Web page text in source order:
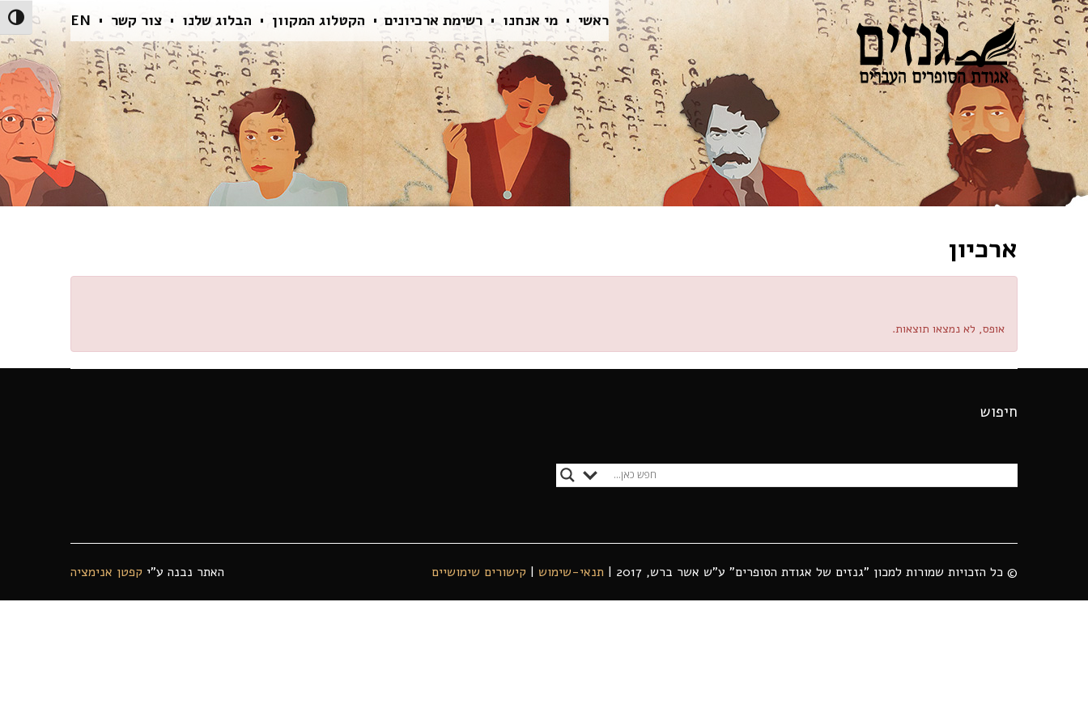
הפעל/ ראשי מי אנחנו רשימת ארכיונים הקטלוג המקוון הבלוג שלנו צור קשר EN
ארכיון
אופס, לא נמצאו תוצאות.
חיפוש
© כל הזכויות שמורות למכון "גנזים של אגודת הסופרים" ע"ש אשר ברש, 2017 | תנאי-שימוש | קישורים שימושיים האתר נבנה ע"י קפטן אנימציה